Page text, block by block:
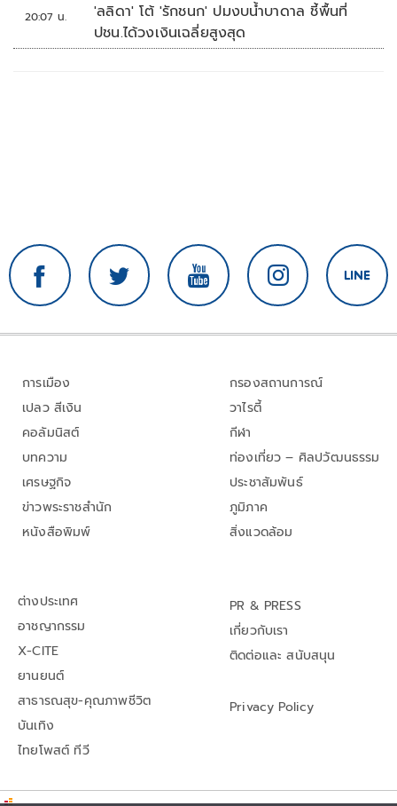
20:07 น.
'ลลิดา' โต้ 'รักชนก' ปมงบน้ำบาดาล ชี้พื้นที่
ปชน.ได้วงเงินเฉลี่ยสูงสุด
การเมือง
เปลว สีเงิน
คอลัมนิสต์
บทความ
เศรษฐกิจ
ข่าวพระราชสำนัก
หนังสือพิมพ์
กรองสถานการณ์
วาไรตี้
กีฬา
ท่องเที่ยว – ศิลปวัฒนธรรม
ประชาสัมพันธ์
ภูมิภาค
สิ่งแวดล้อม
ต่างประเทศ
อาชญากรรม
X-CITE
ยานยนต์
สาธารณสุข-คุณภาพชีวิต
บันเทิง
ไทยโพสต์ ทีวี
PR & PRESS
เกี่ยวกับเรา
ติดต่อและ สนับสนุน
Privacy Policy